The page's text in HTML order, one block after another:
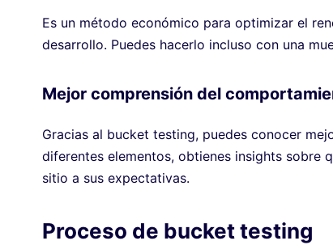
Es un método económico para optimizar el
desarrollo. Puedes hacerlo incluso con una
Mejor comprensión del
Gracias al bucket testing, puedes conocer
diferentes elementos, obtienes insights sobre
sitio a sus expectativas.
Proceso de bucket testing